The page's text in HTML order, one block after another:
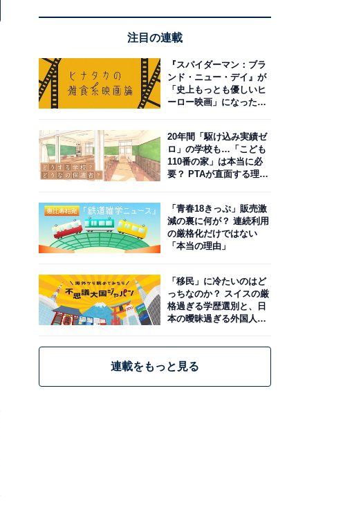
注目の連載
『スパイダーマン：ブラ
ンド・ニュー・デイ』が
「史上もっとも優しいヒ
ーロー映画」になった理
20年間「駆け込み実績ゼ
ロ」の学校も…「こども
110番の家」は本当に必
要？ PTAが直面する理想
「青春18きっぷ」販売激
減の裏に何が？ 連続利用
の厳格化だけではない
「本当の理由」
「移民」に冷たいのはど
っちなのか？ スイスの厳
格過ぎる学歴選別と、日
本の曖昧過ぎる外国人政
連載をもっと見る